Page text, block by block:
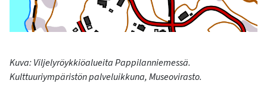
Kuva: Viljelyröykkiöalueita Pappilanniemessä.
Kulttuuriympäristön palveluikkuna, Museovirasto.